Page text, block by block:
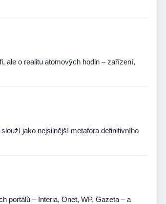
ale o realitu atomových hodin – zařízení,
jako nejsilnější metafora definitivního
portálů – Interia, Onet, WP, Gazeta – a